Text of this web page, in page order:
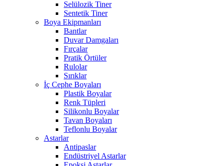
Selülozik Tiner
Sentetik Tiner
Boya Ekipmanları
Bantlar
Duvar Damgaları
Fırçalar
Pratik Örtüler
Rulolar
Sırıklar
İç Cephe Boyaları
Plastik Boyalar
Renk Tüpleri
Silikonlu Boyalar
Tavan Boyaları
Teflonlu Boyalar
Astarlar
Antipaslar
Endüstriyel Astarlar